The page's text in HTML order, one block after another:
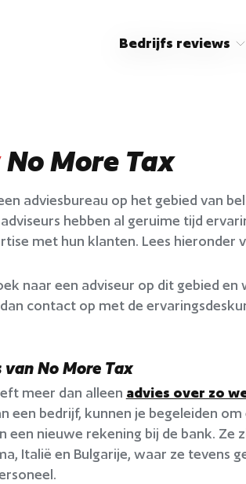
Bedrijfs reviews
No More Tax
adviesbureau op het gebied van
hebben al geruime tijd
met hun klanten. Lees hieronder
naar een adviseur op dit gebied
contact op met de
van No More Tax
meer dan alleen advies over zo
een bedrijf, kunnen je begeleiden
een nieuwe rekening bij de bank. Ze
Italië en Bulgarije, waar ze tevens